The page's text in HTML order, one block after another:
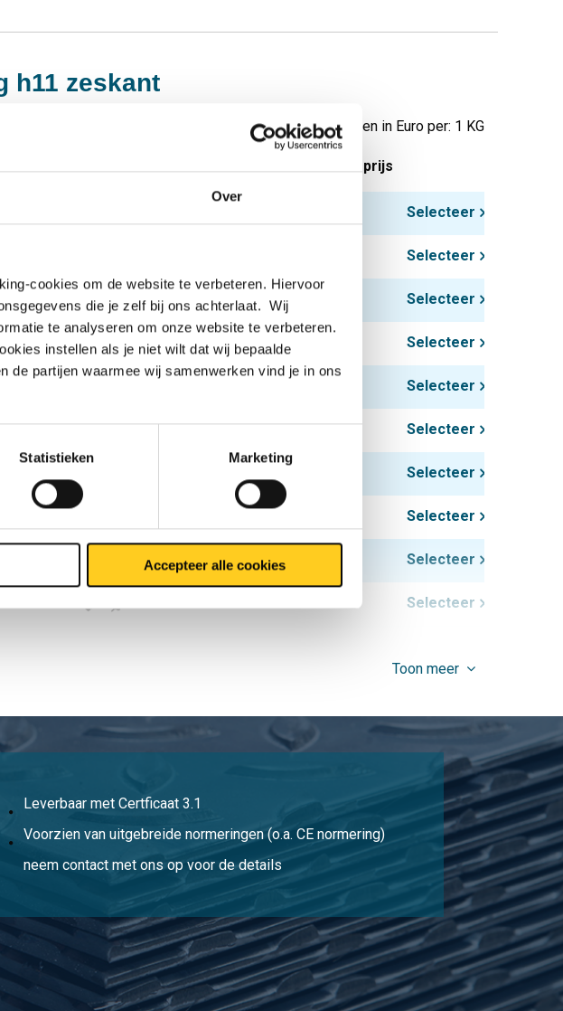
Over
cookies om de website te verbeteren. Hiervoor
die je zelf bij ons achterlaat. Wij
te analyseren om onze website te verbeteren.
instellen als je niet wilt dat wij bepaalde
de partijen waarmee wij samenwerken vind je in ons
Statistieken Marketing
Accepteer alle cookies
h11 zeskant
Prijzen in Euro per: 1 KG
Bruto prijs
Selecteer
Selecteer
Selecteer
Selecteer
Selecteer
Selecteer
Selecteer
Selecteer
Selecteer
Selecteer
Selecteer
Selecteer
Selecteer
Selecteer
Toon meer
Leverbaar met Certficaat 3.1
Voorzien van uitgebreide normeringen (o.a. CE normering)
neem contact met ons op voor de details